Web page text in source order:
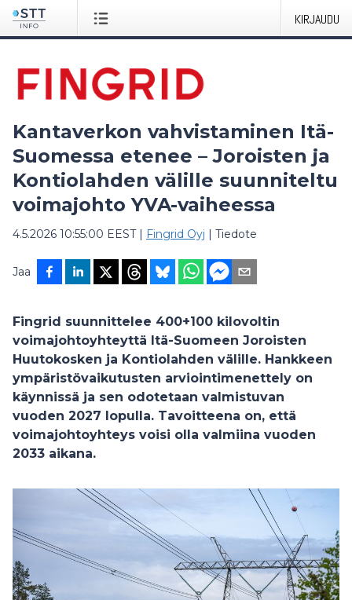
KIRJAUDU
Kantaverkon vahvistaminen Itä-
Suomessa etenee – Joroisten ja
Kontiolahden välille suunniteltu
voimajohto YVA-vaiheessa
4.5.2026 10:55:00 EEST| Fingrid Oyj | Tiedote
Jaa
Fingrid suunnittelee 400+100 kilovoltin
voimajohtoyhteyttä Itä-Suomeen Joroisten
Huutokosken ja Kontiolahden välille. Hankkeen
ympäristövaikutusten arviointimenettely on
käynnissä ja sen odotetaan valmistuvan
vuoden 2027 lopulla. Tavoitteena on, että
voimajohtoyhteys voisi olla valmiina vuoden
2033 aikana.